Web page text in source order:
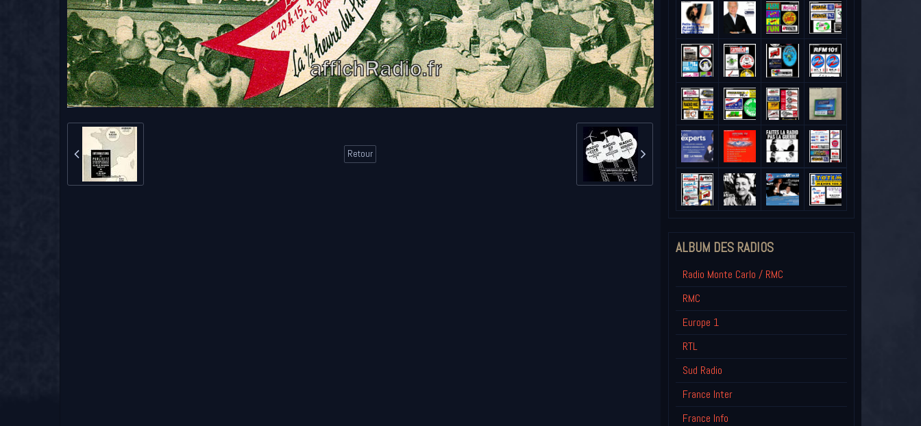
Retour
ALBUM DES RADIOS
Radio Monte Carlo / RMC
RMC
Europe 1
RTL
Sud Radio
France Inter
France Info